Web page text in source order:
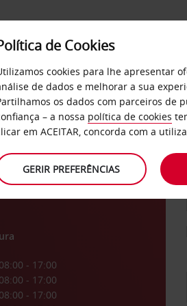
SERVIÇOS EMPRESAS
08:00 - 17:00
08:00 - 17:00
08:00 - 17:00
de Cookies
cookies para lhe apresentar
de dados e melhorar a sua
os dados com parceiros de
– a nossa política de cookies
em ACEITAR, concorda com a
GERIR PREFERÊNCIAS